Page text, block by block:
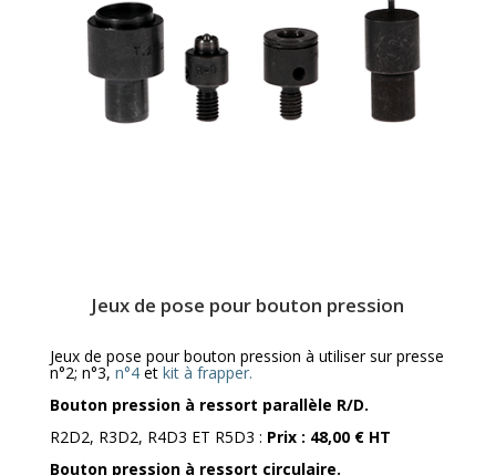
Jeux de pose pour bouton pression
Jeux de pose pour bouton pression à utiliser sur presse
n°2; n°3, n°4et kit à frapper.
Bouton pression à ressort parallèle R/D.
R2D2, R3D2, R4D3 ET R5D3 : Prix : 48,00 € HT
Bouton pression à ressort circulaire.